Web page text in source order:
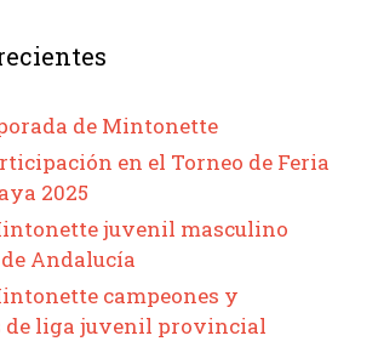
de Mintonette
en el Torneo de Feria
2025
juvenil masculino
Andalucía
campeones y
de liga juvenil provincial